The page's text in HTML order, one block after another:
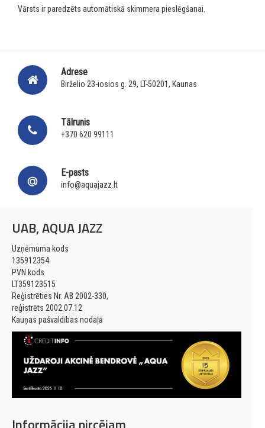
Vārsts ir paredzēts automātiskā skimmera pieslēgšanai.
Adrese
Birželio 23-iosios g. 29, LT-50201, Kaunas
Tālrunis
+370 620 99111
E-pasts
info@aquajazz.lt
UAB, AQUA JAZZ
Uzņēmuma kods
135912354
PVN kods
LT359123515
Reģistrēties Nr. AB 2002-330,
reģistrēts 2002.07.12
Kauņas pašvaldības nodaļā